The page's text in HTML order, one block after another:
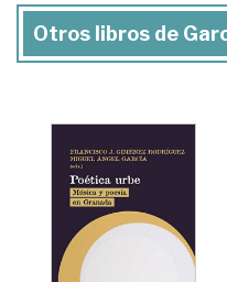
Otros libros de